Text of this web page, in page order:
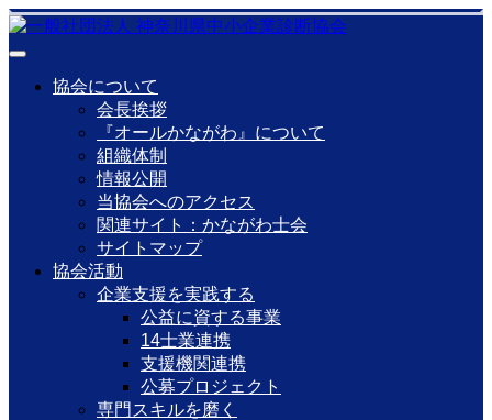
協会について
会長挨拶
『オールかながわ』について
組織体制
情報公開
当協会へのアクセス
関連サイト：かながわ士会
サイトマップ
協会活動
企業支援を実践する
公益に資する事業
14士業連携
支援機関連携
公募プロジェクト
専門スキルを磨く